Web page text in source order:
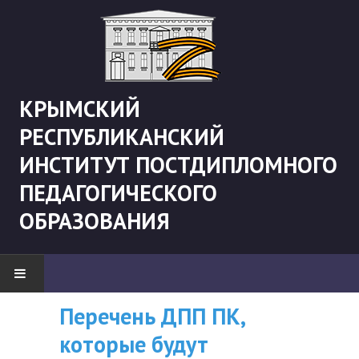
КРЫМСКИЙ
РЕСПУБЛИКАНСКИЙ
ИНСТИТУТ ПОСТДИПЛОМНОГО
ПЕДАГОГИЧЕСКОГО
ОБРАЗОВАНИЯ
НОВОСТИ
"Боевая" русистика
ВНИМАНИЮ
СЛУШАТЕЛЕЙ, У
Перечень ДПП ПК,
которые будут